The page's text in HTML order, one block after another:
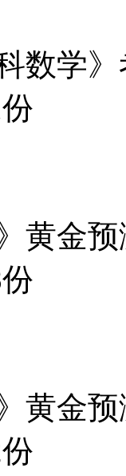
数学
份
黄金
份
黄金
份